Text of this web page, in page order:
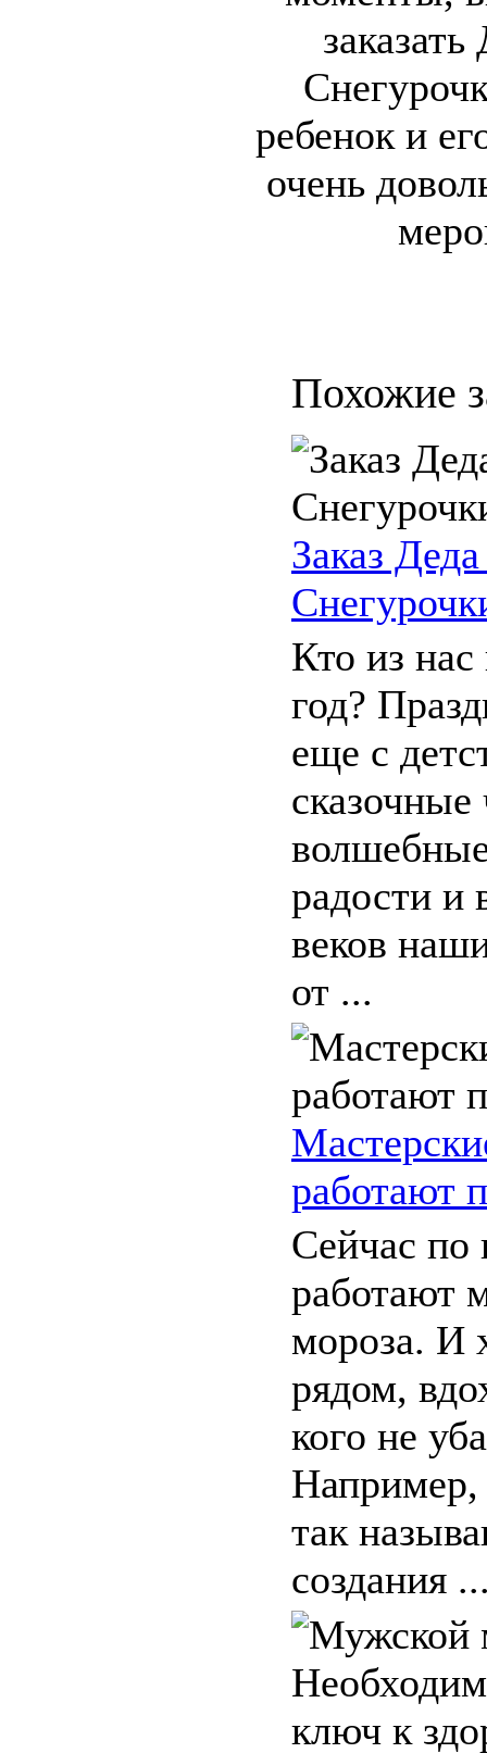
ребенок и
очень
Похожие
Заказ
Кто из
год?
еще с
сказочные
радости и
веков
от ...
работают
Сейчас по
работают
мороза. И
рядом,
кого не
Например,
так
создания